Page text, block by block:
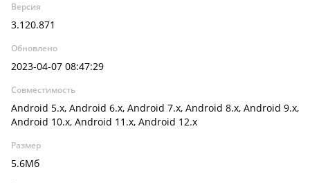
Версия
3.120.871
Обновлено
2023-04-07 08:47:29
Совместимость
Android 5.x, Android 6.x, Android 7.x, Android 8.x, Android 9.x,
Android 10.x, Android 11.x, Android 12.x
Размер
5.6Мб